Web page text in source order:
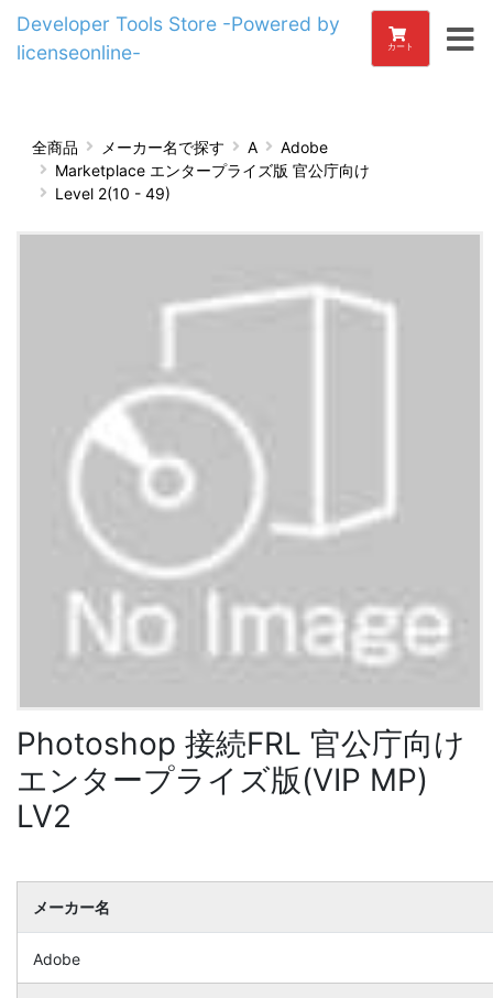
Developer Tools Store -Powered by
licenseonline-
カート
全商品 メーカー名で探す A
Adobe
Marketplace エンタープライズ版 官公庁向け
Level 2(10 - 49)
Photoshop 接続FRL 官公庁向け
エンタープライズ版(VIP MP)
LV2
メーカー名
Adobe